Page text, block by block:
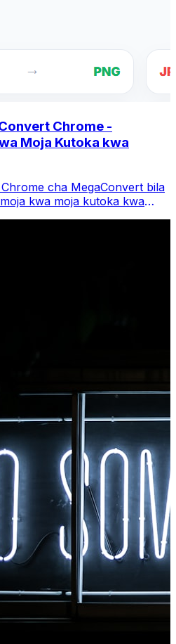
Chrome -
Moja Kutoka kwa
cha MegaConvert bila
kwa moja kutoka kwa